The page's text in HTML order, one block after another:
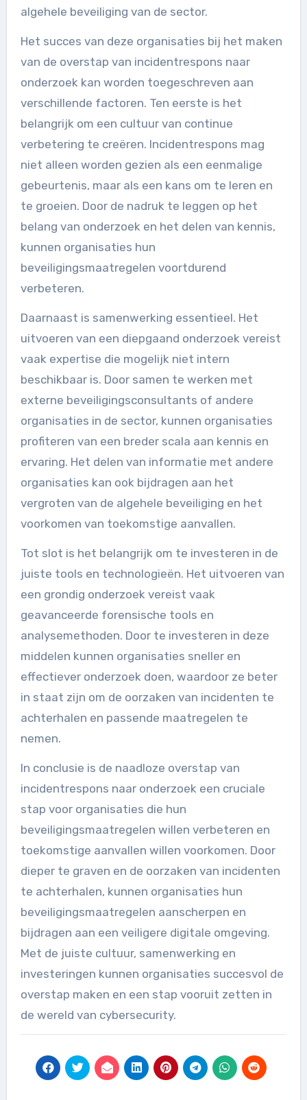
algehele beveiliging van de sector.
Het succes van deze organisaties bij het maken
van de overstap van incidentrespons naar
onderzoek kan worden toegeschreven aan
verschillende factoren. Ten eerste is het
belangrijk om een cultuur van continue
verbetering te creëren. Incidentrespons mag
niet alleen worden gezien als een eenmalige
gebeurtenis, maar als een kans om te leren en
te groeien. Door de nadruk te leggen op het
belang van onderzoek en het delen van kennis,
kunnen organisaties hun
beveiligingsmaatregelen voortdurend
verbeteren.
Daarnaast is samenwerking essentieel. Het
uitvoeren van een diepgaand onderzoek vereist
vaak expertise die mogelijk niet intern
beschikbaar is. Door samen te werken met
externe beveiligingsconsultants of andere
organisaties in de sector, kunnen organisaties
profiteren van een breder scala aan kennis en
ervaring. Het delen van informatie met andere
organisaties kan ook bijdragen aan het
vergroten van de algehele beveiliging en het
voorkomen van toekomstige aanvallen.
Tot slot is het belangrijk om te investeren in de
juiste tools en technologieën. Het uitvoeren van
een grondig onderzoek vereist vaak
geavanceerde forensische tools en
analysemethoden. Door te investeren in deze
middelen kunnen organisaties sneller en
effectiever onderzoek doen, waardoor ze beter
in staat zijn om de oorzaken van incidenten te
achterhalen en passende maatregelen te
nemen.
In conclusie is de naadloze overstap van
incidentrespons naar onderzoek een cruciale
stap voor organisaties die hun
beveiligingsmaatregelen willen verbeteren en
toekomstige aanvallen willen voorkomen. Door
dieper te graven en de oorzaken van incidenten
te achterhalen, kunnen organisaties hun
beveiligingsmaatregelen aanscherpen en
bijdragen aan een veiligere digitale omgeving.
Met de juiste cultuur, samenwerking en
investeringen kunnen organisaties succesvol de
overstap maken en een stap vooruit zetten in
de wereld van cybersecurity.